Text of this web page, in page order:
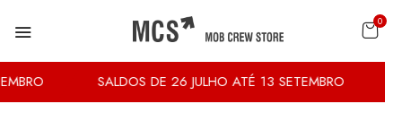
0
SALDOS DE 26 JULHO ATÉ 13 SETEMBRO